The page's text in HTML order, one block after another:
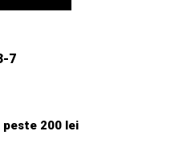
7
200 lei